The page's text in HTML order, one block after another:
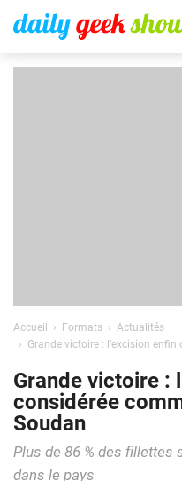
Accueil Formats
Actualités
Grande victoire : l’excision
Grande victoire :
considérée
Soudan
Plus de 86 % des fillettes
dans le pays